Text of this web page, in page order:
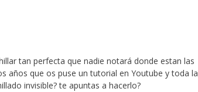
tan perfecta que nadie notará donde estan las
años que os puse un tutorial en Youtube y toda la
invisible? te apuntas a hacerlo?